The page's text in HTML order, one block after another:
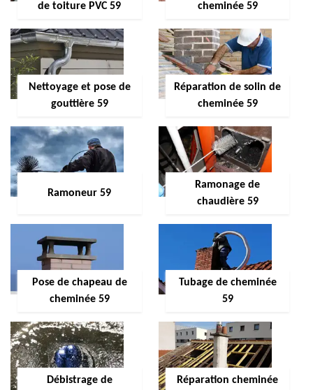
de toiture PVC 59
cheminée 59
Nettoyage et pose de
gouttière 59
Réparation de solin de
cheminée 59
Ramoneur 59
Ramonage de
chaudière 59
Pose de chapeau de
cheminée 59
Tubage de cheminée
59
Débistrage de
Réparation cheminée